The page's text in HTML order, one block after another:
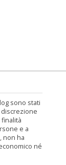
sono stati
e a
non ha
né